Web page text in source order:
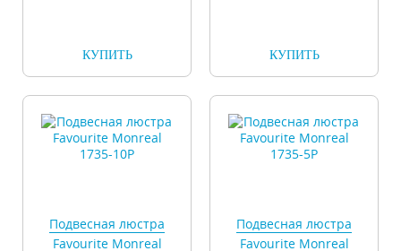
КУПИТЬ КУПИТЬ
Подвесная люстра
Favourite Monreal
Подвесная люстра
Favourite Monreal